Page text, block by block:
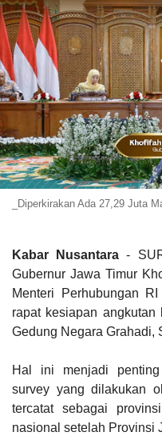
_Diperkirakan Ada 27,29 Juta
Kabar Nusantara -
Gubernur Jawa Timur
Menteri Perhubungan
rapat kesiapan
Gedung Negara Grahadi,
Hal ini menjadi penting
survey yang dilakukan
tercatat sebagai
nasional setelah Provinsi